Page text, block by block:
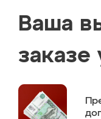
Ваша
заказе